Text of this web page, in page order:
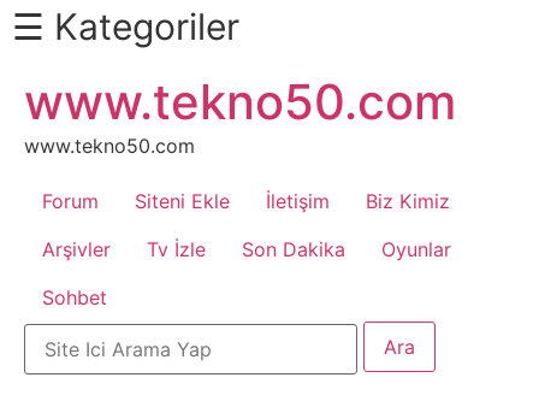
Daha
Fazlası
İçin
Kaydır
Android
Apk
Arabalar
☰ Kategoriler
atla
www.tekno50.com
www.tekno50.com
Forum Siteni Ekle İletişim
Biz Kimiz
Arşivler
Tv İzle Son Dakika
Oyunlar
Sohbet